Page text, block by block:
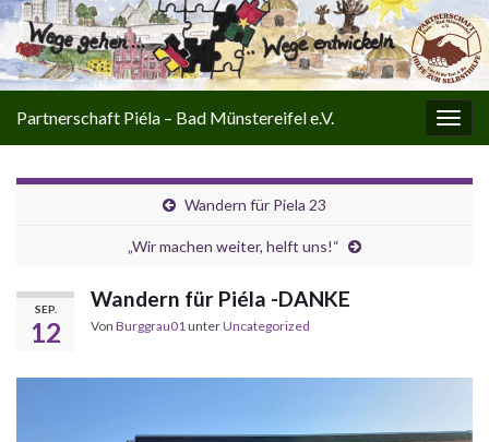
Partnerschaft Piéla – Bad Münstereifel e.V.
Wandern für Piela 23
„Wir machen weiter, helft uns!“
SEP.
12
Wandern für Piéla -DANKE
Von Burggrau01unterUncategorized